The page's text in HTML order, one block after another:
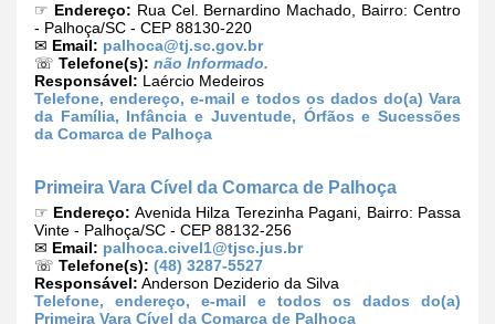
☞ Endereço: Rua Cel. Bernardino Machado, Bairro: Centro
- Palhoça/SC - CEP 88130-220
✉ Email: palhoca@tj.sc.gov.br
☏ Telefone(s): não Informado.
Responsável: Laércio Medeiros
Telefone, endereço, e-mail e todos os dados do(a) Vara
da Família, Infância e Juventude, Órfãos e Sucessões
da Comarca de Palhoça
Primeira Vara Cível da Comarca de Palhoça
☞ Endereço: Avenida Hilza Terezinha Pagani, Bairro: Passa
Vinte - Palhoça/SC - CEP 88132-256
✉ Email: palhoca.civel1@tjsc.jus.br
☏ Telefone(s): (48) 3287-5527
Responsável: Anderson Deziderio da Silva
Telefone, endereço, e-mail e todos os dados do(a)
Primeira Vara Cível da Comarca de Palhoça